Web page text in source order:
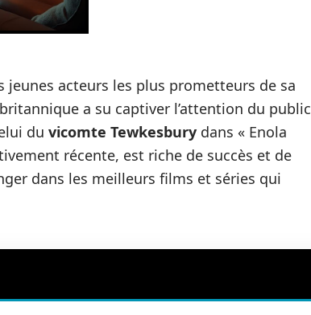
jeunes acteurs les plus prometteurs de sa
a su captiver l’attention du public
du vicomte Tewkesbury dans « Enola
récente, est riche de succès et de
dans les meilleurs films et séries qui